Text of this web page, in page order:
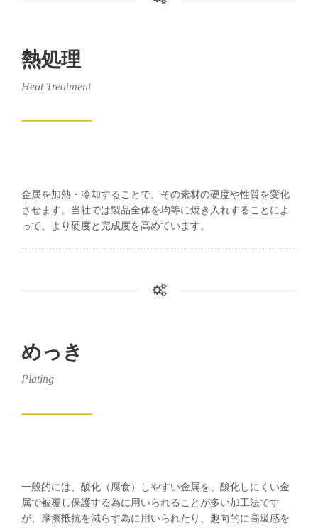
熱処理
Heat Treatment
金属を加熱・冷却することで、その素材の硬度や性質を変化
させます。当社では製品全体を均等に焼き入れすることによ
って、より硬度と完成度を高めています。
めっき
Plating
一般的には、酸化（腐食）しやすい金属を、酸化しにくい金
属で被覆し保護する為に用いられることが多い加工法です
が、摩擦抵抗を減らす為に用いられたり、趣向的に高級感を